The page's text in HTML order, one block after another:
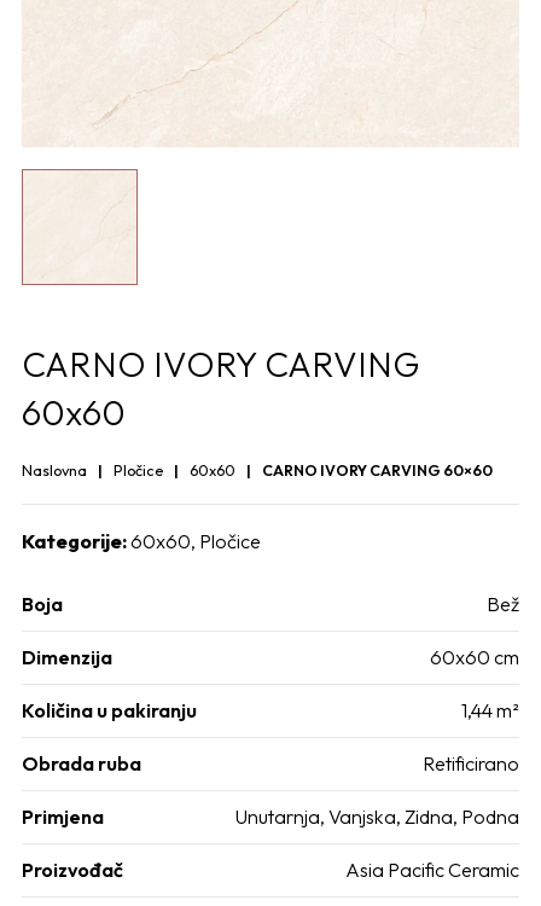
CARNO IVORY CARVING
60x60
Naslovna Pločice 60x60 CARNO IVORY CARVING 60×60
Kategorije:60x60, Pločice
Boja Bež
Dimenzija 60x60 cm
Količina u pakiranju 1,44 m²
Obrada ruba Retificirano
Primjena Unutarnja, Vanjska, Zidna, Podna
Proizvođač Asia Pacific Ceramic